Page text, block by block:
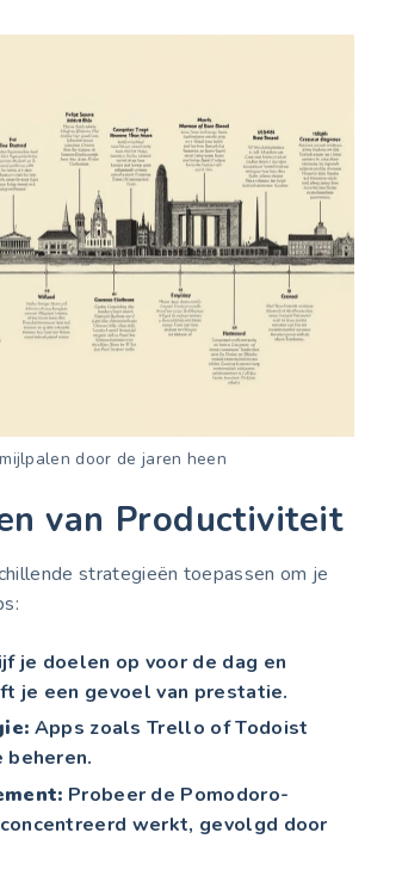
door de jaren heen
van Productiviteit
strategieën toepassen om je
je doelen op voor de dag en
je een gevoel van prestatie.
Apps zoals Trello of Todoist
Probeer de Pomodoro-
werkt, gevolgd door